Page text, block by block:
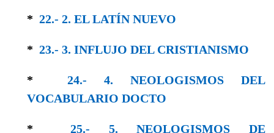
* 22.- 2. EL LATÍN NUEVO
* 23.- 3. INFLUJO DEL CRISTIANISMO
* 24.- 4. NEOLOGISMOS DEL
VOCABULARIO DOCTO
*25.- 5. NEOLOGISMOS DE